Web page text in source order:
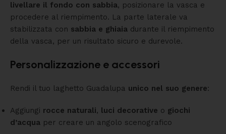
livellare il fondo con sabbia, posizionare la vasca e
procedere al riempimento. La parte laterale va
stabilizzata con sabbia e ghiaia durante il riempimento
della vasca, per un risultato sicuro e durevole.
Personalizzazione e accessori
Rendi il tuo laghetto Guadalupa unico nel suo genere:
Aggiungi rocce naturali, luci decorative o giochi
d’acqua per creare un angolo scenografico